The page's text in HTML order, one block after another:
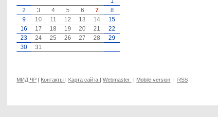
2
3 4 5 6 7
8
9
10 11 12 13 14
15
16
17 18 19 20 21
22
23
24 25 26 27 28
29
30
31
МИД ЧР Контакты Kарта сайта Webmaster Mobile version RSS